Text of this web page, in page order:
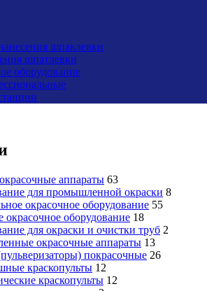
шпаклевки
шпатлевки
оборудование
аппараты 63
для промышленной окраски 8
окрасочное оборудование 55
оборудование 18
для окраски и очистки труб 2
окрасочные аппараты 13
покрасочные 26
краскопульты 12
краскопульты 12